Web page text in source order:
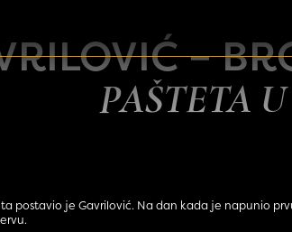
–
PAŠTETA
postavio je Gavrilović. Na dan kada je napunio